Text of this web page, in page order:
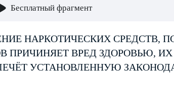
Бесплатный фрагмент
НАРКОТИЧЕСКИХ СРЕДСТВ,
ПРИЧИНЯЕТ ВРЕД ЗДОРОВЬЮ,
УСТАНОВЛЕННУЮ